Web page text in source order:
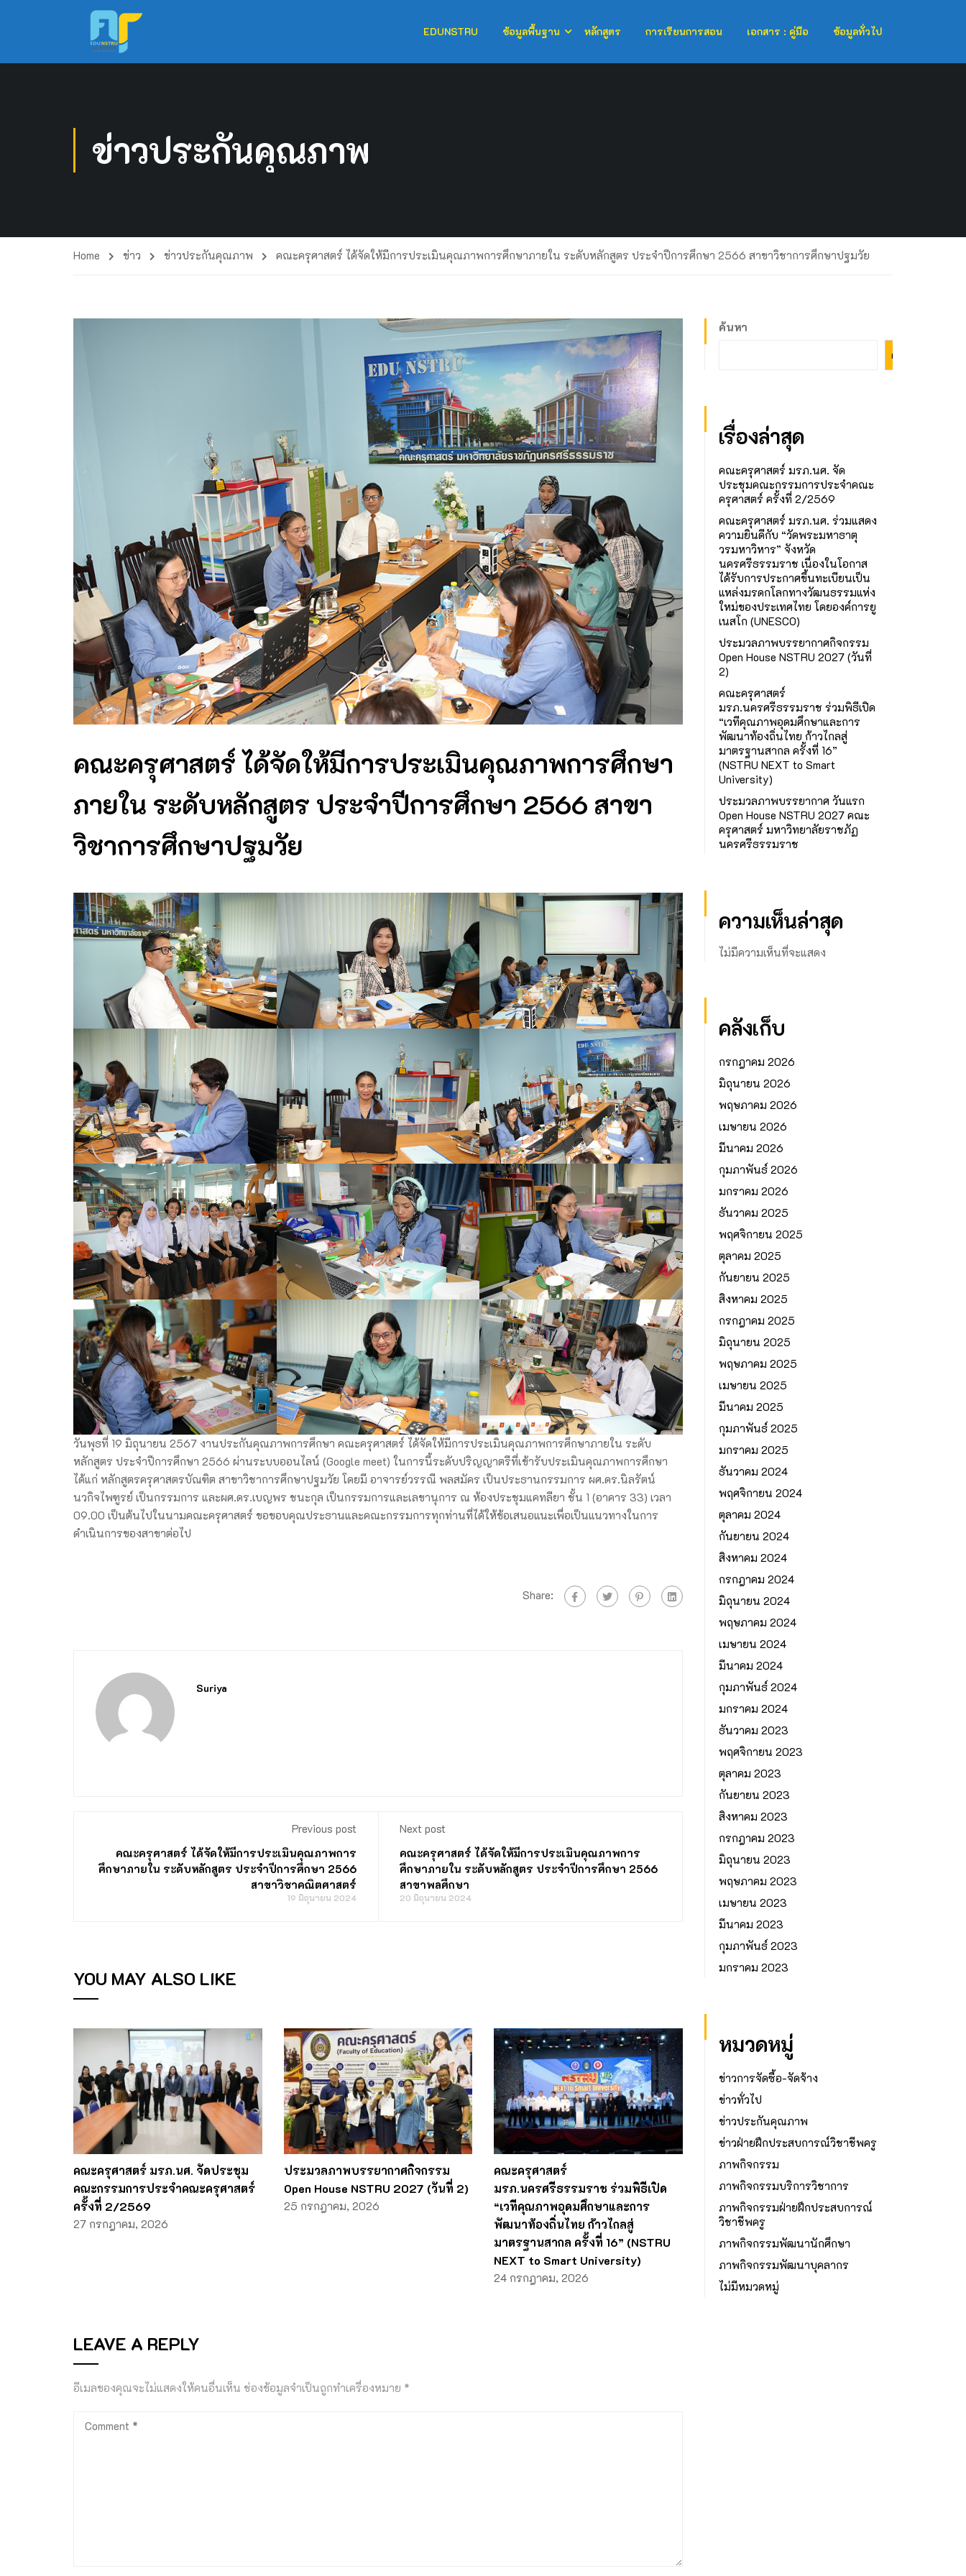
EDUNSTRU ข้อมูลพื้นฐาน หลักสูตร การเรียนการสอน เอกสาร : คู่มือ ข้อมูลทั่วไป
ข่าวประกันคุณภาพ
Home ข่าว ข่าวประกันคุณภาพ คณะครุศาสตร์ ได้จัดให้มีการประเมินคุณภาพการศึกษาภายใน ระดับหลักสูตร ประจำปีการศึกษา 2566 สาขาวิชาการศึกษาปฐมวัย
คณะครุศาสตร์ ได้จัดให้มีการประเมินคุณภาพการศึกษา
ภายใน ระดับหลักสูตร ประจำปีการศึกษา 2566 สาขา
วิชาการศึกษาปฐมวัย
วันพุธที่ 19 มิถุนายน 2567 งานประกันคุณภาพการศึกษา คณะครุศาสตร์ ได้จัดให้มีการประเมินคุณภาพการศึกษาภายใน ระดับ
หลักสูตร ประจำปีการศึกษา 2566 ผ่านระบบออนไลน์ (Google meet) ในการนี้ระดับปริญญาตรีที่เข้ารับประเมินคุณภาพการศึกษา
ได้แก่ หลักสูตรครุศาสตรบัณฑิต สาขาวิชาการศึกษาปฐมวัย โดยมี อาจารย์วรรณี พลสมัคร เป็นประธานกรรมการ ผศ.ดร.นิลรัตน์
นวกิจไพฑูรย์ เป็นกรรมการ และผศ.ดร.เบญพร ชนะกุล เป็นกรรมการและเลขานุการ ณ ห้องประชุมแคทลียา ชั้น 1 (อาคาร 33) เวลา
09.00 เป็นต้นไปในนามคณะครุศาสตร์ ขอขอบคุณประธานและคณะกรรมการทุกท่านที่ได้ให้ข้อเสนอแนะเพื่อเป็นแนวทางในการ
ดำเนินการของสาขาต่อไป
Share:
Suriya
Previous post
คณะครุศาสตร์ ได้จัดให้มีการประเมินคุณภาพการ
ศึกษาภายใน ระดับหลักสูตร ประจำปีการศึกษา 2566
สาขาวิชาคณิตศาสตร์
19 มิถุนายน 2024
Next post
คณะครุศาสตร์ ได้จัดให้มีการประเมินคุณภาพการ
ศึกษาภายใน ระดับหลักสูตร ประจำปีการศึกษา 2566
สาขาพลศึกษา
20 มิถุนายน 2024
YOU MAY ALSO LIKE
คณะครุศาสตร์ มรภ.นศ. จัดประชุม
คณะกรรมการประจำคณะครุศาสตร์
ครั้งที่ 2/2569
27 กรกฎาคม, 2026
ประมวลภาพบรรยากาศกิจกรรม
Open House NSTRU 2027 (วันที่ 2)
25 กรกฎาคม, 2026
คณะครุศาสตร์
มรภ.นครศรีธรรมราช ร่วมพิธีเปิด
“เวทีคุณภาพอุดมศึกษาและการ
พัฒนาท้องถิ่นไทย ก้าวไกลสู่
มาตรฐานสากล ครั้งที่ 16” (NSTRU
NEXT to Smart University)
24 กรกฎาคม, 2026
LEAVE A REPLY
อีเมลของคุณจะไม่แสดงให้คนอื่นเห็น ช่องข้อมูลจำเป็นถูกทำเครื่องหมาย *
ค้นหา
ค้นหา
เรื่องล่าสุด
คณะครุศาสตร์ มรภ.นศ. จัด
ประชุมคณะกรรมการประจำคณะ
ครุศาสตร์ ครั้งที่ 2/2569
คณะครุศาสตร์ มรภ.นศ. ร่วมแสดง
ความยินดีกับ “วัดพระมหาธาตุ
วรมหาวิหาร” จังหวัด
นครศรีธรรมราช เนื่องในโอกาส
ได้รับการประกาศขึ้นทะเบียนเป็น
แหล่งมรดกโลกทางวัฒนธรรมแห่ง
ใหม่ของประเทศไทย โดยองค์การยู
เนสโก (UNESCO)
ประมวลภาพบรรยากาศกิจกรรม
Open House NSTRU 2027 (วันที่
2)
คณะครุศาสตร์
มรภ.นครศรีธรรมราช ร่วมพิธีเปิด
“เวทีคุณภาพอุดมศึกษาและการ
พัฒนาท้องถิ่นไทย ก้าวไกลสู่
มาตรฐานสากล ครั้งที่ 16”
(NSTRU NEXT to Smart
University)
ประมวลภาพบรรยากาศ วันแรก
Open House NSTRU 2027 คณะ
ครุศาสตร์ มหาวิทยาลัยราชภัฏ
นครศรีธรรมราช
ความเห็นล่าสุด
ไม่มีความเห็นที่จะแสดง
คลังเก็บ
กรกฎาคม 2026
มิถุนายน 2026
พฤษภาคม 2026
เมษายน 2026
มีนาคม 2026
กุมภาพันธ์ 2026
มกราคม 2026
ธันวาคม 2025
พฤศจิกายน 2025
ตุลาคม 2025
กันยายน 2025
สิงหาคม 2025
กรกฎาคม 2025
มิถุนายน 2025
พฤษภาคม 2025
เมษายน 2025
มีนาคม 2025
กุมภาพันธ์ 2025
มกราคม 2025
ธันวาคม 2024
พฤศจิกายน 2024
ตุลาคม 2024
กันยายน 2024
สิงหาคม 2024
กรกฎาคม 2024
มิถุนายน 2024
พฤษภาคม 2024
เมษายน 2024
มีนาคม 2024
กุมภาพันธ์ 2024
มกราคม 2024
ธันวาคม 2023
พฤศจิกายน 2023
ตุลาคม 2023
กันยายน 2023
สิงหาคม 2023
กรกฎาคม 2023
มิถุนายน 2023
พฤษภาคม 2023
เมษายน 2023
มีนาคม 2023
กุมภาพันธ์ 2023
มกราคม 2023
หมวดหมู่
ข่าวการจัดซื้อ-จัดจ้าง
ข่าวทั่วไป
ข่าวประกันคุณภาพ
ข่าวฝ่ายฝึกประสบการณ์วิชาชีพครู
ภาพกิจกรรม
ภาพกิจกรรมบริการวิชาการ
ภาพกิจกรรมฝ่ายฝึกประสบการณ์
วิชาชีพครู
ภาพกิจกรรมพัฒนานักศึกษา
ภาพกิจกรรมพัฒนาบุคลากร
ไม่มีหมวดหมู่